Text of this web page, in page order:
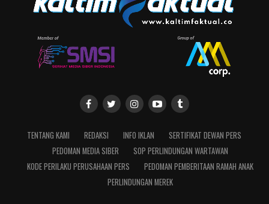
TENTANG KAMI REDAKSI INFO IKLAN
SERTIFIKAT DEWAN PERS
PEDOMAN MEDIA SIBER
SOP PERLINDUNGAN WARTAWAN
KODE PERILAKU PERUSAHAAN PERS
PEDOMAN PEMBERITAAN RAMAH ANAK
PERLINDUNGAN MEREK